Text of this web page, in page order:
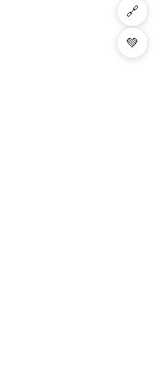
🔗
💚